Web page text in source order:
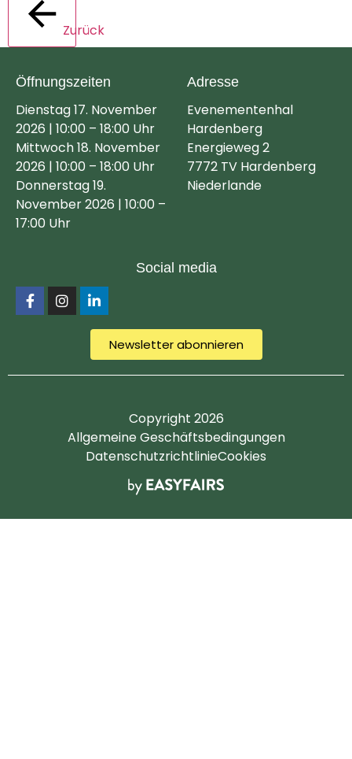
Zurück
Öffnungszeiten
Dienstag 17. November
2026 | 10:00 – 18:00 Uhr
Mittwoch 18. November
2026 | 10:00 – 18:00 Uhr
Donnerstag 19.
November 2026 | 10:00 –
17:00 Uhr
Adresse
Evenementenhal
Hardenberg
Energieweg 2
7772 TV Hardenberg
Niederlande
Social media
Newsletter abonnieren
Copyright 2026
Allgemeine Geschäftsbedingungen
DatenschutzrichtlinieCookies